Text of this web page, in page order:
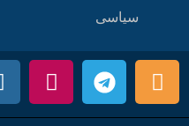
سیاسی